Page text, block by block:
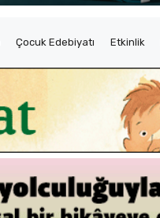
Çocuk Edebiyatı Etkinlik